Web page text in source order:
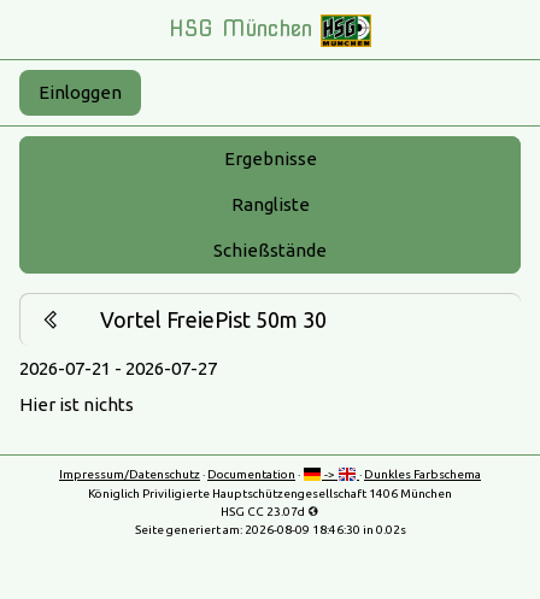
HSG München
Einloggen
Ergebnisse
Rangliste
Schießstände
Vortel FreiePist 50m 30
2026-07-21 - 2026-07-27
Hier ist nichts
Impressum/Datenschutz· Documentation · -> · Dunkles Farbschema
Königlich Priviligierte Hauptschützengesellschaft 1406 München
HSG CC 23.07d
Seite generiert am: 2026-08-09 18:46:30 in 0.02s